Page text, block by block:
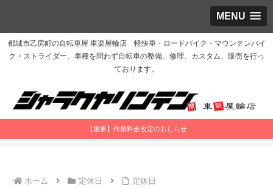
MENU
都城市乙房町の自転車屋 車楽屋輪店 軽快車・ロードバイク・マウンテンバイ
ク・ストライダー、車種を問わず自転車の整備、修理、カスタム、販売を行っ
ております。
【重要】作業料金改定のおしらせ
ホーム 定休日 定休日